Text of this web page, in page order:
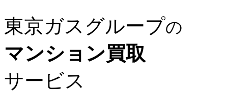
東京ガスグループの
マンション買取
サービス